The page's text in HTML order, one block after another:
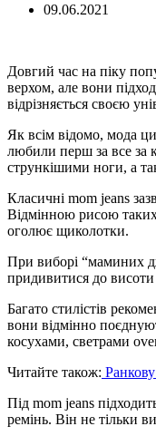
09.06.2021
Довгий час на піку
верхом, але вони
відрізняється своєю
Як всім відомо, мода
любили перш за все за
стрункішими ноги, а
Класичні mom jeans
Відмінною рисою
оголює щиколотки.
При виборі “маминих
придивитися до
Багато стилістів
вони відмінно
косухами, светрами
Читайте також:
Під mom jeans
ремінь. Він не тільки